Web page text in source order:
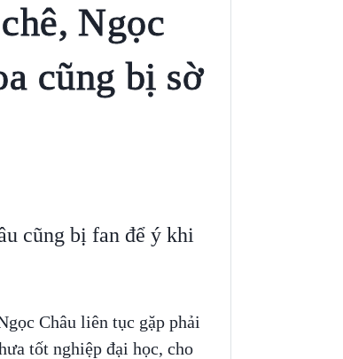
Ngọc
cũng bị sờ
cũng bị fan để ý khi
Châu liên tục gặp phải
tốt nghiệp đại học, cho